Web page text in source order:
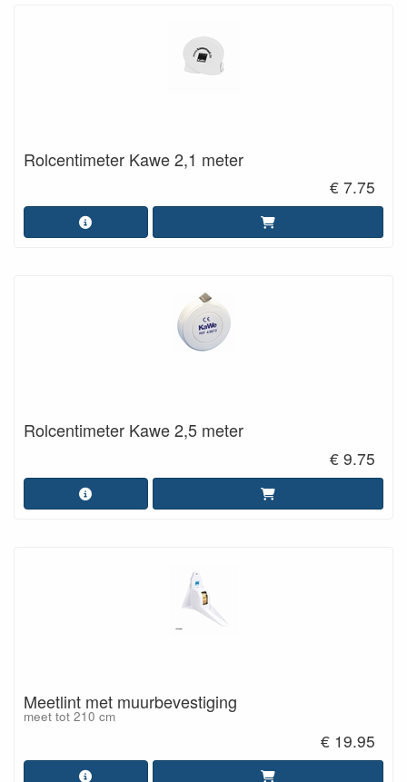
Rolcentimeter Kawe 2,1 meter
€ 7.75
Rolcentimeter Kawe 2,5 meter
€ 9.75
Meetlint met muurbevestiging
meet tot 210 cm
€ 19.95